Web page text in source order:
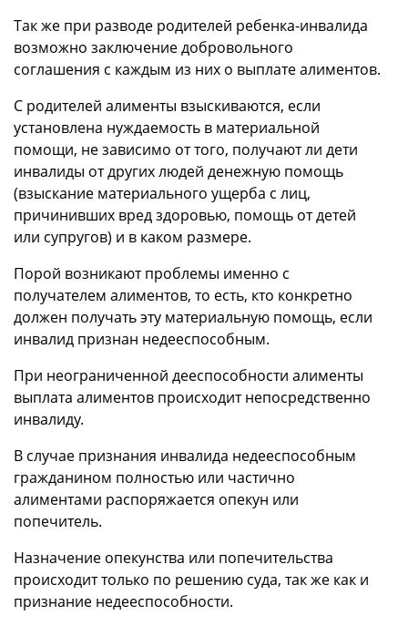
Так же при разводе родителей ребенка-инвалида
возможно заключение добровольного
соглашения с каждым из них о выплате алиментов.
С родителей алименты взыскиваются, если
установлена нуждаемость в материальной
помощи, не зависимо от того, получают ли дети
инвалиды от других людей денежную помощь
(взыскание материального ущерба с лиц,
причинивших вред здоровью, помощь от детей
или супругов) и в каком размере.
Порой возникают проблемы именно с
получателем алиментов, то есть, кто конкретно
должен получать эту материальную помощь, если
инвалид признан недееспособным.
При неограниченной дееспособности алименты
выплата алиментов происходит непосредственно
инвалиду.
В случае признания инвалида недееспособным
гражданином полностью или частично
алиментами распоряжается опекун или
попечитель.
Назначение опекунства или попечительства
происходит только по решению суда, так же как и
признание недееспособности.